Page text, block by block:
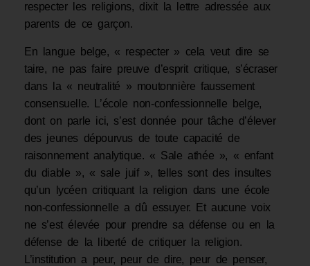
respecter les religions, dixit la lettre adressée aux
parents de ce garçon.
En langue belge, « respecter » cela veut dire se
taire, ne pas faire preuve d’esprit critique, s’écraser
dans la « neutralité » moutonnière faussement
consensuelle. L’école non-confessionnelle belge,
dont on parle ici, s’est donnée pour tâche d’élever
des jeunes dépourvus de toute capacité de
raisonnement analytique. « Sale athée », « enfant
du diable », « sale juif », telles sont des insultes
qu’un lycéen critiquant la religion dans une école
non-confessionnelle a dû essuyer. Et aucune voix
ne s’est élevée pour prendre sa défense ou en la
défense de la liberté de critiquer la religion.
L’institution a peur, peur de dire, peur de penser,